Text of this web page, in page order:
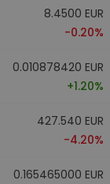
8.4500 EUR
-0.20%
0.010878420 EUR
+1.20%
427.540 EUR
-4.20%
0.165465000 EUR